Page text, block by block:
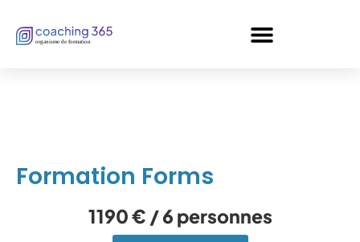
Formation Forms
1190 € / 6 personnes